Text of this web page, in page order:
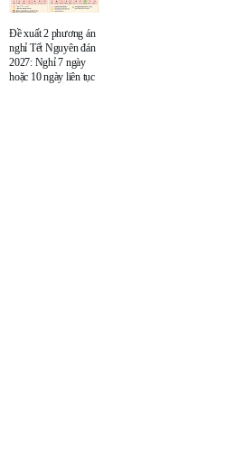
Đề xuất 2 phương án
nghỉ Tết Nguyên đán
2027: Nghỉ 7 ngày
hoặc 10 ngày liên tục